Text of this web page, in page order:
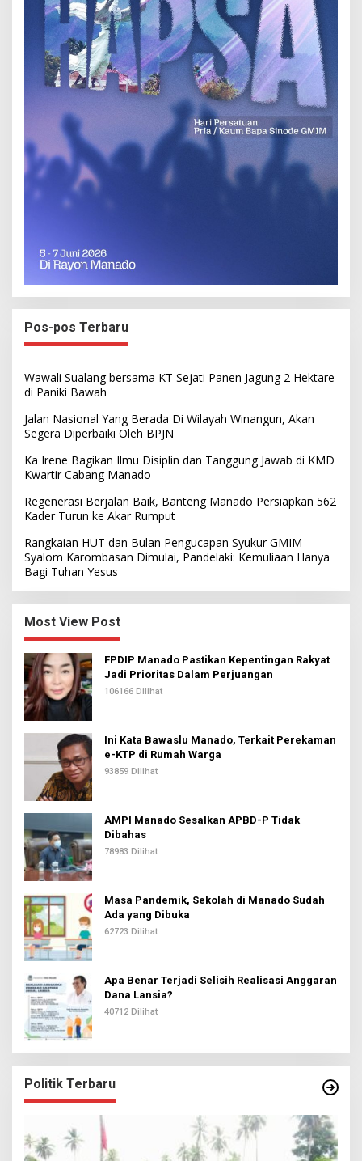
Pos-pos Terbaru
Wawali Sualang bersama KT Sejati Panen Jagung 2 Hektare
di Paniki Bawah
Jalan Nasional Yang Berada Di Wilayah Winangun, Akan
Segera Diperbaiki Oleh BPJN
Ka Irene Bagikan Ilmu Disiplin dan Tanggung Jawab di KMD
Kwartir Cabang Manado
Regenerasi Berjalan Baik, Banteng Manado Persiapkan 562
Kader Turun ke Akar Rumput
Rangkaian HUT dan Bulan Pengucapan Syukur GMIM
Syalom Karombasan Dimulai, Pandelaki: Kemuliaan Hanya
Bagi Tuhan Yesus
Most View Post
FPDIP Manado Pastikan Kepentingan Rakyat
Jadi Prioritas Dalam Perjuangan
106166 Dilihat
Ini Kata Bawaslu Manado, Terkait Perekaman
e-KTP di Rumah Warga
93859 Dilihat
AMPI Manado Sesalkan APBD-P Tidak
Dibahas
78983 Dilihat
Masa Pandemik, Sekolah di Manado Sudah
Ada yang Dibuka
62723 Dilihat
Apa Benar Terjadi Selisih Realisasi Anggaran
Dana Lansia?
40712 Dilihat
Politik Terbaru